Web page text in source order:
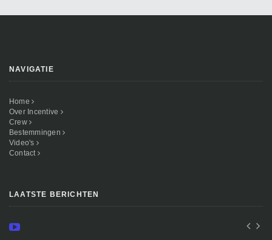
NAVIGATIE
Home
Over Incentive
Crew
Bestemmingen
Video's
Contact
LAATSTE BERICHTEN